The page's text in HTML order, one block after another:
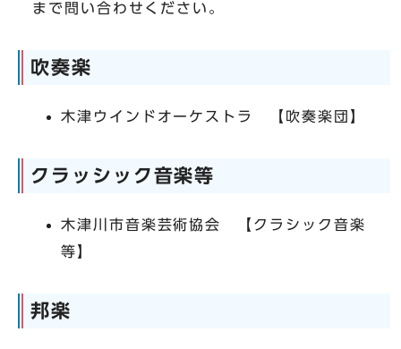
まで問い合わせください。
吹奏楽
木津ウインドオーケストラ 【吹奏楽団】
クラッシック音楽等
木津川市音楽芸術協会 【クラシック音楽
等】
邦楽